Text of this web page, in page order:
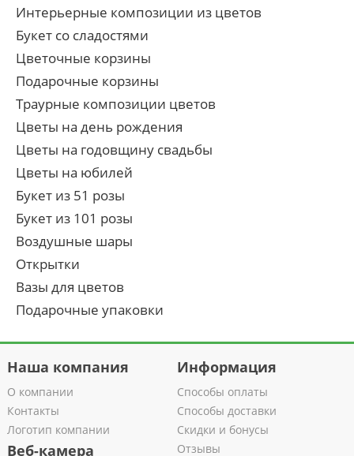
Интерьерные композиции из цветов
Букет со сладостями
Цветочные корзины
Подарочные корзины
Траурные композиции цветов
Цветы на день рождения
Цветы на годовщину свадьбы
Цветы на юбилей
Букет из 51 розы
Букет из 101 розы
Воздушные шары
Открытки
Вазы для цветов
Подарочные упаковки
Наша компания
О компании
Контакты
Логотип компании
Веб-камера
Информация
Способы оплаты
Способы доставки
Скидки и бонусы
Отзывы